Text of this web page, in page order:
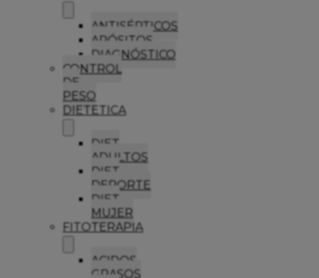
ANTISÉPTICOS
APÓSITOS
DIAGNÓSTICO
CONTROL
DE
PESO
DIETETICA
DIET
ADULTOS
DIET
DEPORTE
DIET
MUJER
FITOTERAPIA
ACIDOS
GRASOS